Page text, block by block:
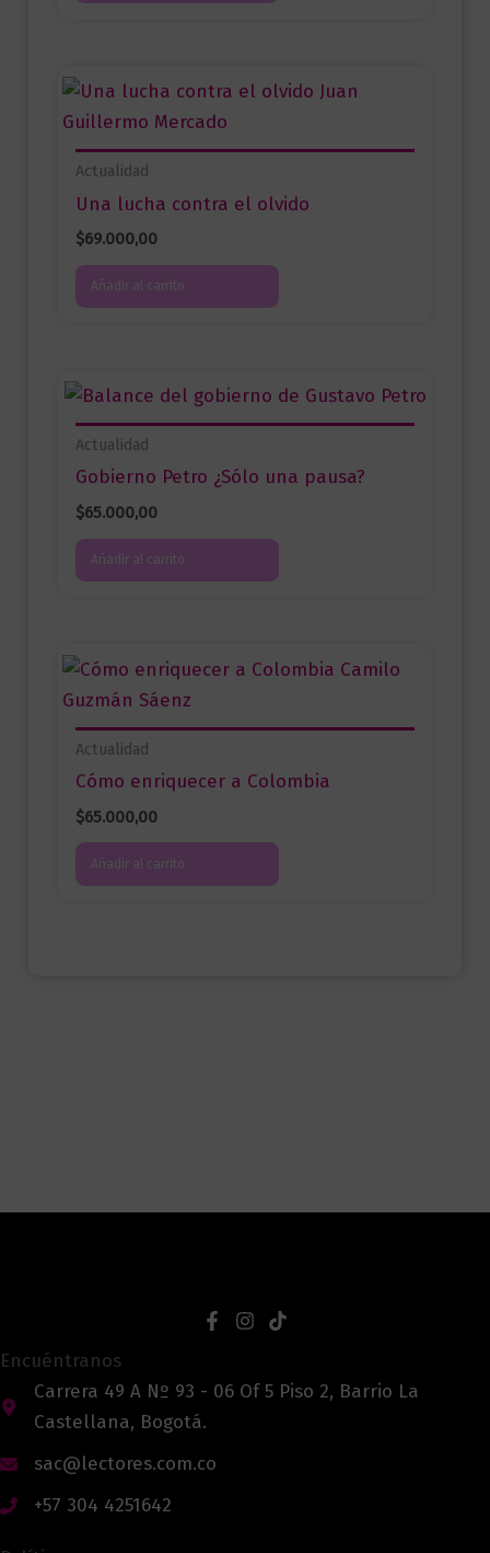
Actualidad
Una lucha contra el olvido
$69.000,00
Añadir al carrito
Actualidad
Gobierno Petro ¿Sólo una pausa?
$65.000,00
Añadir al carrito
Actualidad
Cómo enriquecer a Colombia
$65.000,00
Añadir al carrito
Encuéntranos
Carrera 49 A Nº 93 - 06 Of 5 Piso 2, Barrio La
Castellana, Bogotá.
sac@lectores.com.co
+57 304 4251642